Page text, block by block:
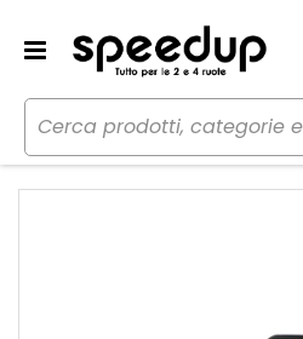
Home Auto Gadget e giochi
Bracciale Power Drive - POWER